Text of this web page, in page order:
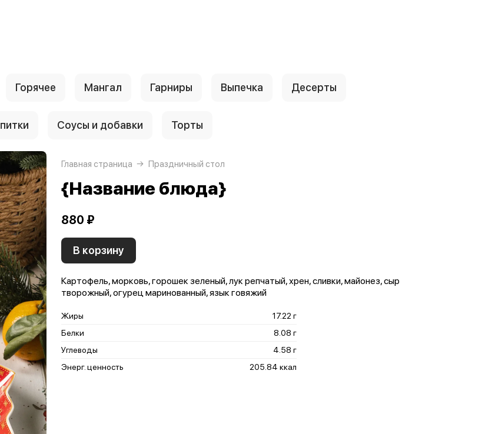
Горячее Мангал Гарниры Выпечка Десерты
Соусы и добавки Торты
Главная страница Праздничный стол
{Название блюда}
880 ₽
В корзину
Картофель, морковь, горошек зеленый, лук репчатый, хрен, сливки, майонез, сыр
творожный, огурец маринованный, язык говяжий
Жиры
17.22 г
Белки
8.08 г
Углеводы
4.58 г
Энерг. ценность
205.84 ккал